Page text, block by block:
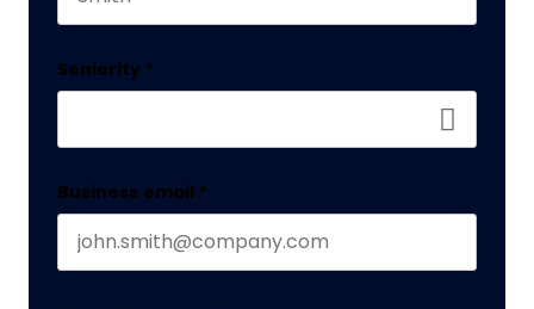
Seniority *
Business email *